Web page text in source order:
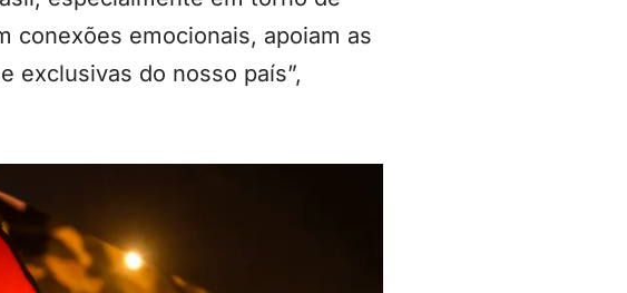
conexões emocionais, apoiam as
exclusivas do nosso país”,